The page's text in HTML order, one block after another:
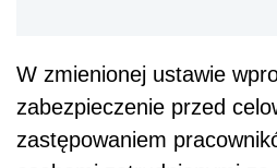
W zmienionej ustawie
zabezpieczenie przed
zastępowaniem